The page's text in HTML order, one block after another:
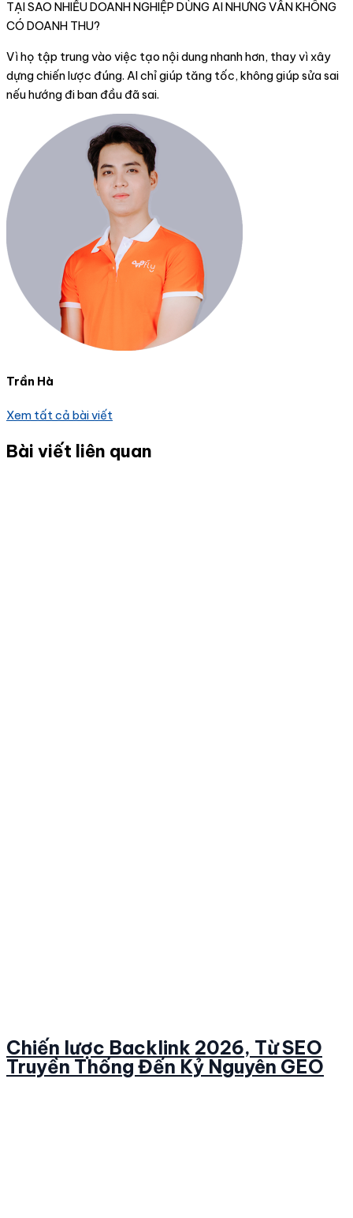
TẠI SAO NHIỀU DOANH NGHIỆP DÙNG AI NHƯNG VẪN KHÔNG
CÓ DOANH THU?
Vì họ tập trung vào việc tạo nội dung nhanh hơn, thay vì xây
dựng chiến lược đúng. AI chỉ giúp tăng tốc, không giúp sửa sai
nếu hướng đi ban đầu đã sai.
Trần Hà
Xem tất cả bài viết
Bài viết liên quan
Chiến lược Backlink 2026, Từ SEO
Truyền Thống Đến Kỷ Nguyên GEO